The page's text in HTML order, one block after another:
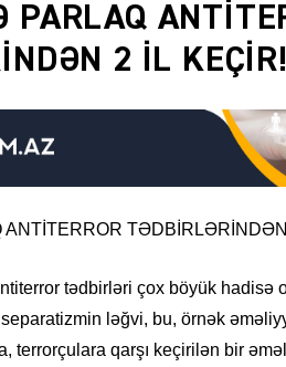
PARLAQ
2 İL KEÇİR!
ANTİTERROR
tədbirləri çox böyük hadisə
ləğvi, bu, örnək
terrorçulara qarşı keçirilən bir